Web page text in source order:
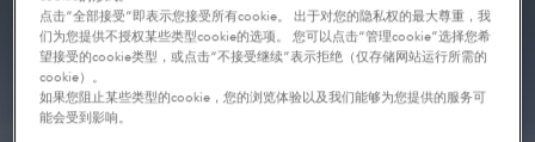
点击“全部接受”即表示您接受所有cookie。 出于对您的隐私权的最大尊重，我
们为您提供不授权某些类型cookie的选项。 您可以点击“管理cookie”选择您希
望接受的cookie类型，或点击“不接受继续”表示拒绝（仅存储网站运行所需的
cookie）。
如果您阻止某些类型的cookie，您的浏览体验以及我们能够为您提供的服务可
能会受到影响。